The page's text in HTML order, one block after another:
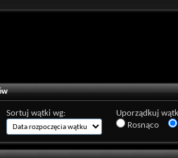
Sortuj wątki wg:
Uporządkuj
Rosnąco